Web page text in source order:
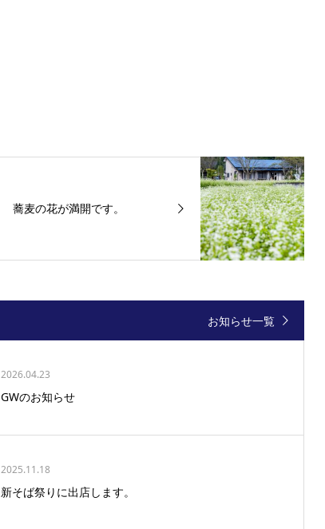
蕎麦の花が満開です。
お知らせ一覧
2026.04.23
GWのお知らせ
2025.11.18
新そば祭りに出店します。